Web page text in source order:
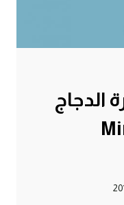
الدجاج
#58